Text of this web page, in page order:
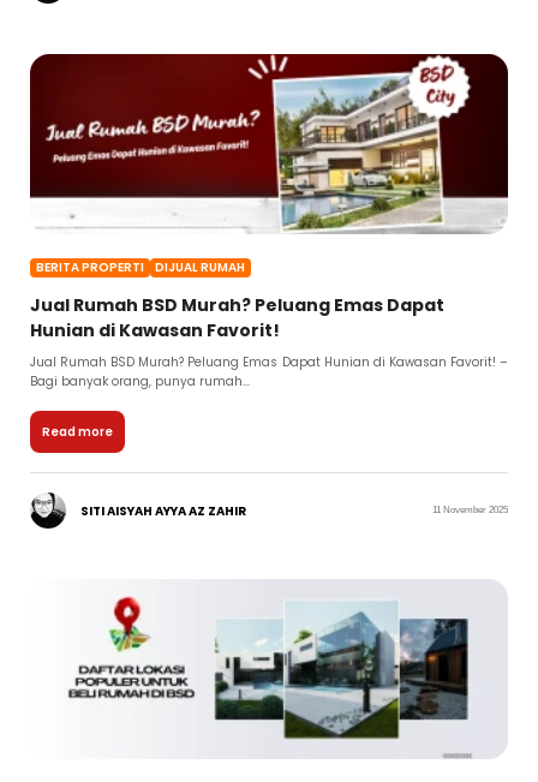
BERITA PROPERTI DIJUAL RUMAH
Jual Rumah BSD Murah? Peluang Emas Dapat
Hunian di Kawasan Favorit!
Jual Rumah BSD Murah? Peluang Emas Dapat Hunian di Kawasan Favorit! –
Bagi banyak orang, punya rumah...
Read more
SITI AISYAH AYYA AZ ZAHIR 11 November 2025